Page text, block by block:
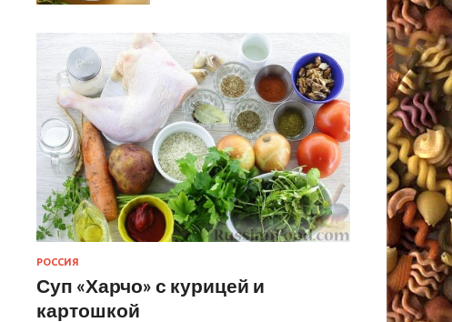
РОССИЯ
Суп «Харчо» с курицей и
картошкой